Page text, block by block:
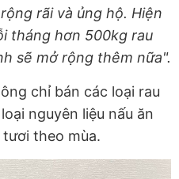
rãi và ủng hộ. Hiện
tháng hơn 500kg rau
sẽ mở rộng thêm nữa".
chỉ bán các loại rau
nguyên liệu nấu ăn
theo mùa.